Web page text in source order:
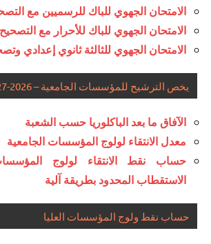
الامتحان الجهوي للباك للرسميين مع
الامتحان الجهوي للباك للأحرار مع التصحيح
الامتحان الجهوي للثالثة ثانوي إعدادي
يخص الترشيح للمؤسسات الجامعية – 2026-2027
الآفاق ما بعد الباكلوريا حسب الشعبة
معدل الانتقاء لولوج المؤسسات الجامعية
حساب نقط الانتقاء لولوج
الاستقطاب المحدود بطريقة آلية
حساب نقط ولوج المؤسسات العليا